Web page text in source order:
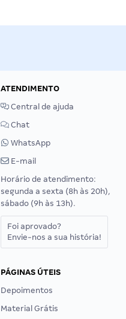
ATENDIMENTO
Central de ajuda
Chat
WhatsApp
E-mail
Horário de atendimento:
segunda a sexta (8h às 20h),
sábado (9h às 13h).
Foi aprovado?
Envie-nos a sua história!
PÁGINAS ÚTEIS
Depoimentos
Material Grátis